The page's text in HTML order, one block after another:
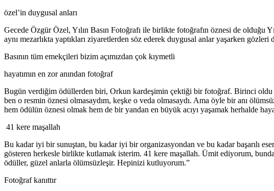
özel’in duygusal anları
Gecede Özgür Özel, Yılın Basın Fotoğrafı ile birlikte fotoğrafın öznesi de
aynı mezarlıkta yaptıkları ziyaretlerden söz ederek duygusal anlar yaşarken
Basının tüm emekçileri bizim açımızdan çok kıymetli
hayatımın en zor anından fotoğraf
Bugün verdiğim ödüllerden biri, Orkun kardeşimin çektiği bir fotoğraf. Birinci oldu
ben o resmin öznesi olmasaydım, keşke o veda olmasaydı. Ama öyle bir anı
hem ödülün öznesi olmak hem de bir yandan en büyük acıyı yaşamak herhalde
41 kere maşallah
Bu kadar iyi bir sunuştan, bu kadar iyi bir organizasyondan ve bu kadar başarılı
gösteren herkesle birlikte kutlamak isterim. 41 kere maşallah. Ümit ediyorum,
ödüller, güzel anlarla ölümsüzleşir. Hepinizi kutluyorum.”
Fotoğraf kanıttır